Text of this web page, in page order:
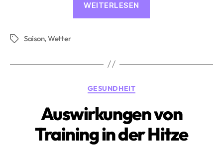
WEITERLESEN
Schlagwörter
Saison, Wetter
Kategorien
GESUNDHEIT
Auswirkungen von
Training in der Hitze